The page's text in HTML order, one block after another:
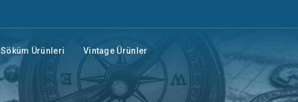
Ürünleri Vintage Ürünler